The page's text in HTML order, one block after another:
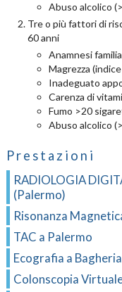
Abuso alcolico
Tre o più fattori di
60 anni
Anamnesi
Magrezza
Inadeguato
Carenza di
Fumo >20
Abuso alcolico
Prestazioni
RADIOLOGIA
(Palermo)
Risonanza
TAC a Palermo
Ecografia a Bagheria
Colonscopia